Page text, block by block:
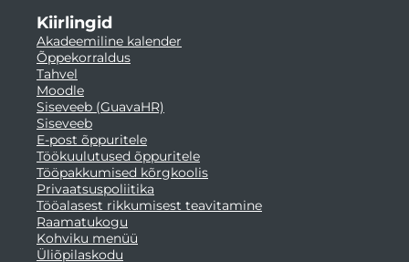
Kiirlingid
Akadeemiline kalender
Õppekorraldus
Tahvel
Moodle
Siseveeb (GuavaHR)
Siseveeb
E-post õppuritele
Töökuulutused õppuritele
Tööpakkumised kõrgkoolis
Privaatsuspoliitika
Tööalasest rikkumisest teavitamine
Raamatukogu
Kohviku menüü
Üliõpilaskodu